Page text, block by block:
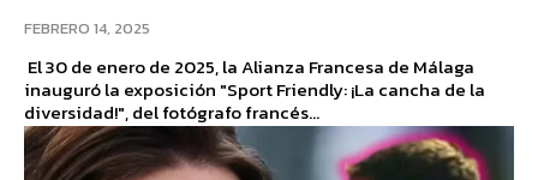
FEBRERO 14, 2025
El 30 de enero de 2025, la Alianza Francesa de Málaga
inauguró la exposición "Sport Friendly: ¡La cancha de la
diversidad!", del fotógrafo francés...